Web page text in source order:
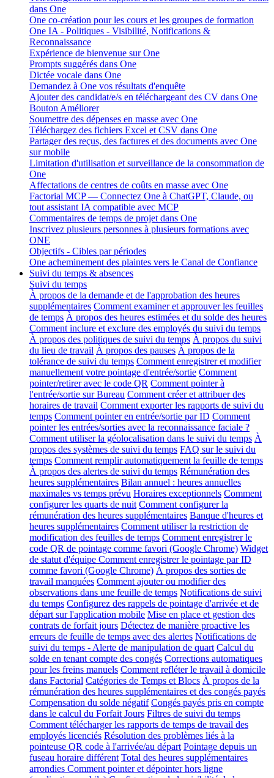
dans One
One co-création pour les cours et les groupes de formation
One IA - Politiques - Visibilité, Notifications &
Reconnaissance
Expérience de bienvenue sur One
Prompts suggérés dans One
Dictée vocale dans One
Demandez à One vos résultats d'enquête
Ajouter des candidat/e/s en téléchargeant des CV dans One
Bouton Améliorer
Soumettre des dépenses en masse avec One
Téléchargez des fichiers Excel et CSV dans One
Partager des reçus, des factures et des documents avec One
sur mobile
Limitation d'utilisation et surveillance de la consommation de
One
Affectations de centres de coûts en masse avec One
Factorial MCP — Connectez One à ChatGPT, Claude, ou
tout assistant IA compatible avec MCP
Commentaires de temps de projet dans One
Inscrivez plusieurs personnes à plusieurs formations avec
ONE
Objectifs - Cibles par périodes
One acheminement des plaintes vers le Canal de Confiance
Suivi du temps & absences
Suivi du temps
À propos de la demande et de l'approbation des heures
supplémentaires Comment examiner et approuver les feuilles
de temps À propos des heures estimées et du solde des heures
Comment inclure et exclure des employés du suivi du temps
À propos des politiques de suivi du temps À propos du suivi
du lieu de travail À propos des pauses À propos de la
tolérance de suivi du temps Comment enregistrer et modifier
manuellement votre pointage d'entrée/sortie Comment
pointer/retirer avec le code QR Comment pointer à
l'entrée/sortie sur Bureau Comment créer et attribuer des
horaires de travail Comment exporter les rapports de suivi du
temps Comment pointer en entrée/sortie par ID Comment
pointer les entrées/sorties avec la reconnaissance faciale ?
Comment utiliser la géolocalisation dans le suivi du temps À
propos des systèmes de suivi du temps FAQ sur le suivi du
temps Comment remplir automatiquement la feuille de temps
À propos des alertes de suivi du temps Rémunération des
heures supplémentaires Bilan annuel : heures annuelles
maximales vs temps prévu Horaires exceptionnels Comment
configurer les quarts de nuit Comment configurer la
rémunération des heures supplémentaires Banque d'heures et
heures supplémentaires Comment utiliser la restriction de
modification des feuilles de temps Comment enregistrer le
code QR de pointage comme favori (Google Chrome) Widget
de statut d'équipe Comment enregistrer le pointage par ID
comme favori (Google Chrome) À propos des sorties de
travail manquées Comment ajouter ou modifier des
observations dans une feuille de temps Notifications de suivi
du temps Configurez des rappels de pointage d'arrivée et de
départ sur l'application mobile Mise en place et gestion des
contrats de forfait jours Détectez de manière proactive les
erreurs de feuille de temps avec des alertes Notifications de
suivi du temps - Alerte de manipulation de quart Calcul du
solde en tenant compte des congés Corrections automatiques
pour les freins manuels Comment refléter le travail à domicile
dans Factorial Catégories de Temps et Blocs À propos de la
rémunération des heures supplémentaires et des congés payés
Compensation du solde négatif Congés payés pris en compte
dans le calcul du Forfait Jours Filtres de suivi du temps
Comment télécharger les rapports de temps de travail des
employés licenciés Résolution des problèmes liés à la
pointeuse QR code à l'arrivée/au départ Pointage depuis un
fuseau horaire différent Total des heures supplémentaires
arrondies Comment pointer et dépointer hors ligne